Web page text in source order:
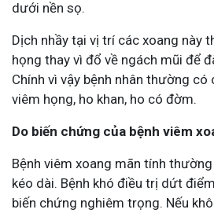
dưới nền sọ.
Dịch nhầy tại vị trí các xoang này
họng thay vì đổ về ngách mũi để
Chính vì vậy bệnh nhân thường
viêm họng, ho khan, ho có đờm.
Do biến chứng của bệnh viêm
Bệnh viêm xoang mãn tính
kéo dài. Bệnh khó điều trị dứt
biến chứng nghiêm trọng. Nếu